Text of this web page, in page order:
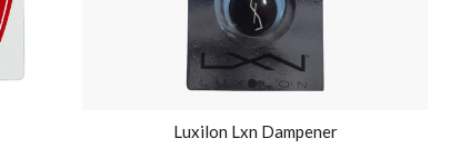
Luxilon Lxn Dampener